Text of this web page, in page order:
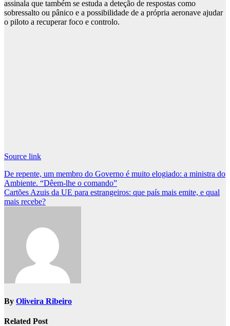
assinala que também se estuda a deteção de respostas como
sobressalto ou pânico e a possibilidade de a própria aeronave ajudar
o piloto a recuperar foco e controlo.
Source link
Post
navigation
De repente, um membro do Governo é muito elogiado: a ministra do
Ambiente. “Dêem-lhe o comando”
Cartões Azuis da UE para estrangeiros: que país mais emite, e qual
mais recebe?
By Oliveira Ribeiro
Related Post